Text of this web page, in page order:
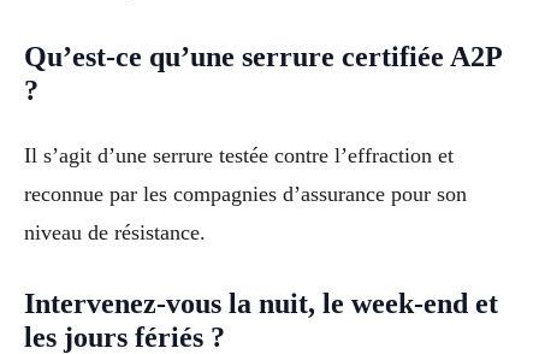
Qu’est-ce qu’une serrure certifiée A2P
?
Il s’agit d’une serrure testée contre l’effraction et
reconnue par les compagnies d’assurance pour son
niveau de résistance.
Intervenez-vous la nuit, le week-end et
les jours fériés ?